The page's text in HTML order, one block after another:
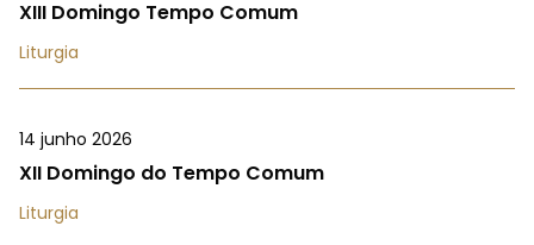
XIII Domingo Tempo Comum
Liturgia
14 junho 2026
XII Domingo do Tempo Comum
Liturgia